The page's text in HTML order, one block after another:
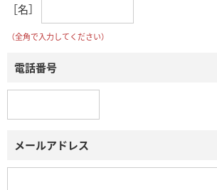
［名］
（全角で入力してください）
電話番号
メールアドレス